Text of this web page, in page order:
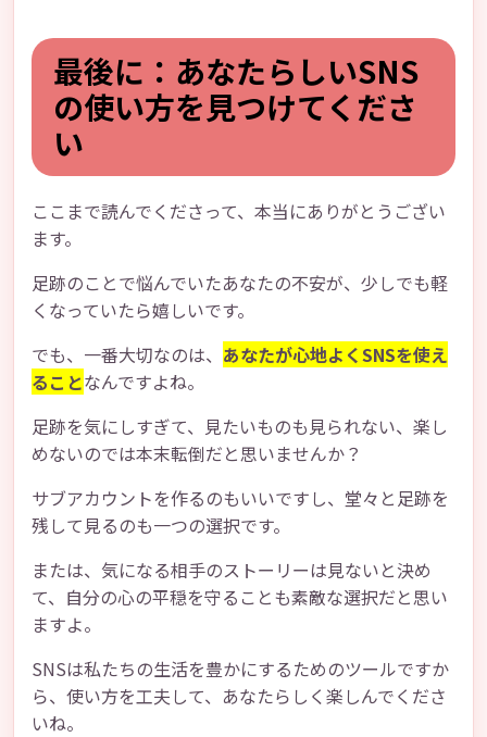
最後に：あなたらしいSNS
の使い方を見つけてくださ
い
ここまで読んでくださって、本当にありがとうござい
ます。
足跡のことで悩んでいたあなたの不安が、少しでも軽
くなっていたら嬉しいです。
でも、一番大切なのは、 あなたが心地よくSNSを使え
ることなんですよね。
足跡を気にしすぎて、見たいものも見られない、楽し
めないのでは本末転倒だと思いませんか？
サブアカウントを作るのもいいですし、堂々と足跡を
残して見るのも一つの選択です。
または、気になる相手のストーリーは見ないと決め
て、自分の心の平穏を守ることも素敵な選択だと思い
ますよ。
SNSは私たちの生活を豊かにするためのツールですか
ら、使い方を工夫して、あなたらしく楽しんでくださ
いね。